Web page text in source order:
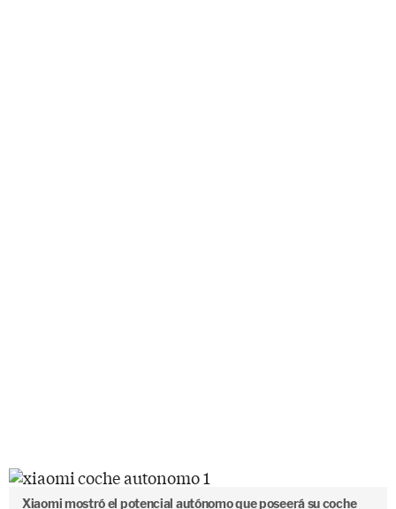
Xiaomi mostró el potencial autónomo que poseerá su coche